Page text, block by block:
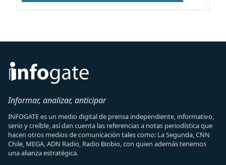
Informar, analizar, anticipar
INFOGATE es un medio digital de prensa independiente, informativo,
serio y creíble, así dan cuenta las referencias a notas periodística que
hacen otros medios de comunicación tales como: La Segunda, CNN
Chile, MEGA, ADN Radio, Radio Biobio, con quien además tenemos
una alianza estratégica.